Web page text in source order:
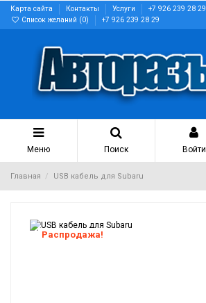
Карта сайта Контакты Услуги
+7 926 239 28 29
Список желаний (0) +7 926 239 28 29
Меню Поиск Войти
Главная USB кабель для Subaru
Распродажа!